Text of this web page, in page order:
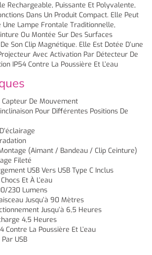
Rechargeable, Puissante Et Polyvalente,
Dans Un Produit Compact. Elle Peut
Une Lampe Frontale Traditionnelle,
Ou Montée Sur Des Surfaces
Son Clip Magnétique. Elle Est Dotée D’une
Avec Activation Par Détecteur De
IP54 Contre La Poussière Et L’eau
De Mouvement
Pour Différentes Positions De
(aimant / Bandeau / Clip Ceinture)
Fileté
USB Vers USB Type C Inclus
Et À L’eau
230 Lumens
Jusqu’à 90 Mètres
Jusqu’à 6,5 Heures
4,5 Heures
Contre La Poussière Et L’eau
USB